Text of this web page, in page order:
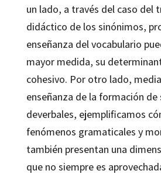
un lado, a través del caso del
didáctico de los sinónimos,
enseñanza del vocabulario
mayor medida, su
cohesivo. Por otro lado,
enseñanza de la formación
deverbales, ejemplificamos
fenómenos gramaticales y
también presentan una
que no siempre es